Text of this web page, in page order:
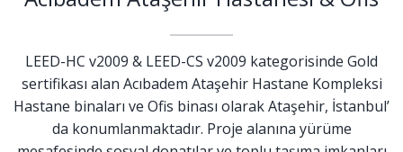
LEED-HC v2009 & LEED-CS v2009 kategorisinde Gold
sertifikası alan Acıbadem Ataşehir Hastane Kompleksi
Hastane binaları ve Ofis binası olarak Ataşehir, İstanbul’
da konumlanmaktadır. Proje alanına yürüme